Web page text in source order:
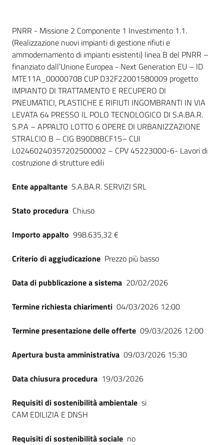
English
site
Seguici
su
Dati del bando
PNRR - Missione 2 Componente 1 Investimento 1.1.
(Realizzazione nuovi impianti di gestione rifiuti e
ammodernamento di impianti esistenti) linea B del PNRR –
finanziato dall’Unione Europea - Next Generation EU – ID
MTE11A_00000708 CUP D32F22001580009 progetto
IMPIANTO DI TRATTAMENTO E RECUPERO DI
PNEUMATICI, PLASTICHE E RIFIUTI INGOMBRANTI IN VIA
LEVATA 64 PRESSO IL POLO TECNOLOGICO DI S.A.BA.R.
S.P.A – APPALTO LOTTO 6 OPERE DI URBANIZZAZIONE
STRALCIO B – CIG B90D8BCF15– CUI
L02460240357202500002 – CPV 45223000-6- Lavori di
costruzione di strutture edili
Ente appaltante S.A.BA.R. SERVIZI SRL
Stato procedura Chiuso
Importo appalto 998.635,32 €
Criterio di aggiudicazione Prezzo più basso
Data di pubblicazione a sistema 20/02/2026
Termine richiesta chiarimenti 04/03/2026 12:00
Termine presentazione delle offerte 09/03/2026 12:00
Apertura busta amministrativa 09/03/2026 15:30
Data chiusura procedura 19/03/2026
Requisiti di sostenibilità ambientale si
CAM EDILIZIA E DNSH
Requisiti di sostenibilità sociale no